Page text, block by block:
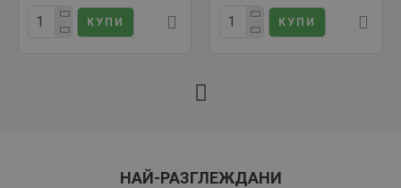
КУПИ КУПИ
НАЙ-РАЗГЛЕЖДАНИ